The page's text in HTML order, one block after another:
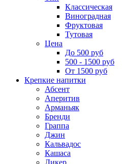
Классическая
Виноградная
Фруктовая
Тутовая
Цена
До 500 руб
500 - 1500 руб
От 1500 руб
Крепкие напитки
Абсент
Аперитив
Арманьяк
Бренди
Граппа
Джин
Кальвадос
Кашаса
Ликер